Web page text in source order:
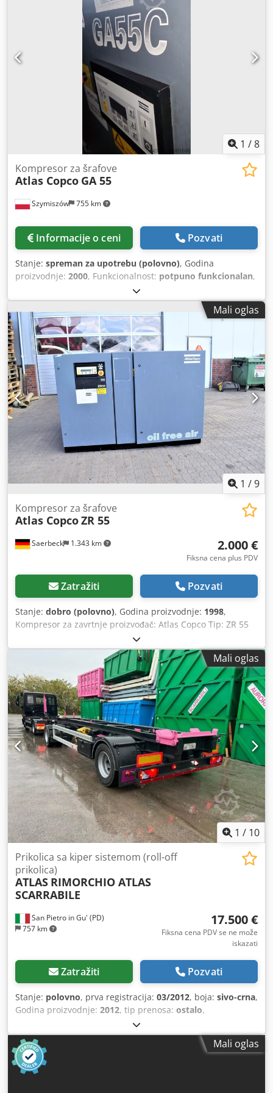
hidrauličnim poprečnim zaključavanjem. NAVEDENA
OPREMA JE BEZ GARANCIJE, zadržavamo pravo na izmene,
prethodnu prodaju i greške u opisu! Dsdsi Rqrwopfx Ad
Sekr
1 /8
Szymiszów 755 km
Kompresor za šrafove
Atlas Copco GA 55
Informacije o ceni Pozvati
Stanje: spreman za upotrebu (polovno), Godina
proizvodnje: 2000, Funkcionalnost: potpuno funkcionalan,
Nudimo Atlas Copco kompresore Dksdpfx Aewa Iz Ajd Sor
TIP GA 55 pritisak 10 bara Snaga motora 55 kV Godina
izgradnje 2000 Kompresor sa dokumentacijom Nosimo i
druge kompresore iz Atlas Copco, Kaeser i Mahle
Mali oglas
1 /9
Saerbeck 1.343 km
Kompresor za šrafove
Atlas CopcoZR 55
2.000 €
Fiksna cena plus PDV
Zatražiti Pozvati
Stanje: dobro (polovno), Godina proizvodnje: 1998,
Kompresor za zavrtnje proizvođač: Atlas Copco Tip: ZR 55
Godina proizvodnje: 1998 Snaga: 53 kV Pritisak maks. 7,5
bara Djdjvi Ht Depfx Ad Sskr
Mali oglas
1 / 10
San Pietro in Gu' (PD)
757 km
Prikolica sa kiper sistemom (roll-off
prikolica)
ATLAS RIMORCHIO ATLAS
SCARRABILE
17.500 €
Fiksna cena PDV se ne može
iskazati
Zatražiti Pozvati
Stanje: polovno, prva registracija: 03/2012, boja: sivo-crna,
Godina proizvodnje: 2012, tip prenosa: ostalo,
REGISTRACIONI BROJ: AH12361 NAZIV: PRIKOLICA ATLAS,
SAMOUTOVRNA, NA NADUVAVANJE, OČIŠĆENA
PESKARENJE I PONOVO BOJENA REF: 25R02 Djdpfx Adewq
Ey Re Sekr GODINA: 03/2012 OSOVINE: 2 RAZMAK
OSOVINA: 4800 MAKSIMALNA DUŽINA: 9,16 m ZEMLJA
Mali oglas